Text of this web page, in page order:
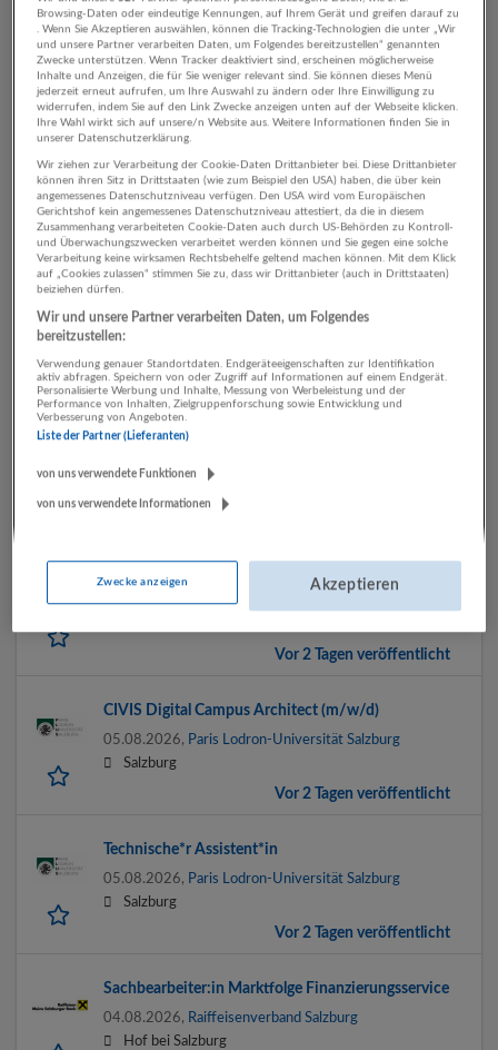
Salzburg
Heute veröffentlicht
Head of Operations (m/w/d) MYGYM Saalfelden I
Vollzeit
06.08.2026,MY GYM Fitnessclubs
5760 Saalfelden am Steinernen Meer
Gestern veröffentlicht
Kaufmännische Sachbearbeitung (alle Geschlechter)
Salzburg
Büromitarbeiter mit gastronomischer Erfahrung
(w/m/d)
05.08.2026,Restaurant Stadtkrug & Gutshof Seenland
Vor 2 Tagen veröffentlicht
CIVIS Digital Campus Architect (m/w/d)
05.08.2026, Paris Lodron-Universität Salzburg
Salzburg
Vor 2 Tagen veröffentlicht
Technische*r Assistent*in
05.08.2026, Paris Lodron-Universität Salzburg
Salzburg
Vor 2 Tagen veröffentlicht
Sachbearbeiter:in Marktfolge Finanzierungsservice
04.08.2026, Raiffeisenverband Salzburg
Hof bei Salzburg
Browsing-Daten oder eindeutige Kennungen, auf Ihrem Gerät und greifen darauf zu
. Wenn Sie Akzeptieren auswählen, können die Tracking-Technologien die unter „Wir
und unsere Partner verarbeiten Daten, um Folgendes bereitzustellen“ genannten
Zwecke unterstützen. Wenn Tracker deaktiviert sind, erscheinen möglicherweise
Inhalte und Anzeigen, die für Sie weniger relevant sind. Sie können dieses Menü
jederzeit erneut aufrufen, um Ihre Auswahl zu ändern oder Ihre Einwilligung zu
widerrufen, indem Sie auf den Link Zwecke anzeigen unten auf der Webseite klicken.
Ihre Wahl wirkt sich auf unsere/n Website aus. Weitere Informationen finden Sie in
unserer Datenschutzerklärung.
Wir ziehen zur Verarbeitung der Cookie-Daten Drittanbieter bei. Diese Drittanbieter
können ihren Sitz in Drittstaaten (wie zum Beispiel den USA) haben, die über kein
angemessenes Datenschutzniveau verfügen. Den USA wird vom Europäischen
Gerichtshof kein angemessenes Datenschutzniveau attestiert, da die in diesem
Zusammenhang verarbeiteten Cookie-Daten auch durch US-Behörden zu Kontroll-
und Überwachungszwecken verarbeitet werden können und Sie gegen eine solche
Verarbeitung keine wirksamen Rechtsbehelfe geltend machen können. Mit dem Klick
auf „Cookies zulassen“ stimmen Sie zu, dass wir Drittanbieter (auch in Drittstaaten)
beiziehen dürfen.
Wir und unsere Partner verarbeiten Daten, um Folgendes
bereitzustellen:
Verwendung genauer Standortdaten. Endgeräteeigenschaften zur Identifikation
aktiv abfragen. Speichern von oder Zugriff auf Informationen auf einem Endgerät.
Personalisierte Werbung und Inhalte, Messung von Werbeleistung und der
Performance von Inhalten, Zielgruppenforschung sowie Entwicklung und
Verbesserung von Angeboten.
Liste der Partner (Lieferanten)
von uns verwendete Funktionen
von uns verwendete Informationen
Zwecke anzeigen Akzeptieren